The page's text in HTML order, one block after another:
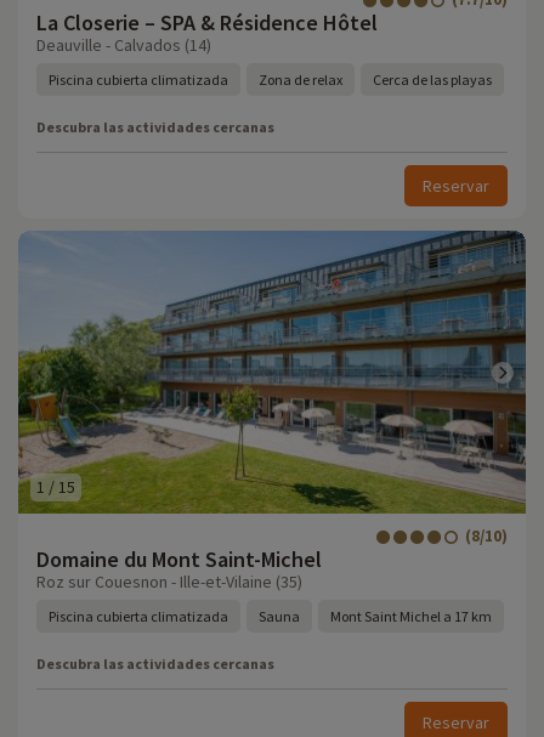
La Closerie – SPA & Résidence Hôtel
Deauville - Calvados (14)
Piscina cubierta climatizada Zona de relax Cerca de las playas
Descubra las actividades cercanas
Reservar
1 / 15
Domaine du Mont Saint-Michel
(8/10)
Roz sur Couesnon - Ille-et-Vilaine (35)
Piscina cubierta climatizada Sauna Mont Saint Michel a 17 km
Descubra las actividades cercanas
Reservar